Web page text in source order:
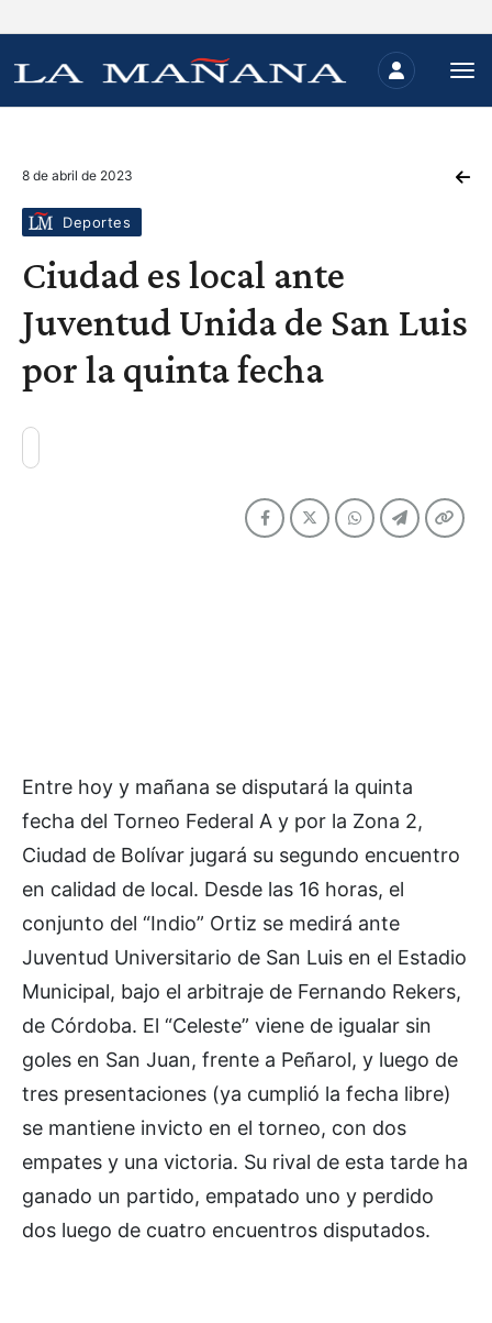
8 de abril de 2023
Deportes
Ciudad es local ante
Juventud Unida de San Luis
por la quinta fecha
Entre hoy y mañana se disputará la quinta
fecha del Torneo Federal A y por la Zona 2,
Ciudad de Bolívar jugará su segundo encuentro
en calidad de local. Desde las 16 horas, el
conjunto del “Indio” Ortiz se medirá ante
Juventud Universitario de San Luis en el Estadio
Municipal, bajo el arbitraje de Fernando Rekers,
de Córdoba. El “Celeste” viene de igualar sin
goles en San Juan, frente a Peñarol, y luego de
tres presentaciones (ya cumplió la fecha libre)
se mantiene invicto en el torneo, con dos
empates y una victoria. Su rival de esta tarde ha
ganado un partido, empatado uno y perdido
dos luego de cuatro encuentros disputados.